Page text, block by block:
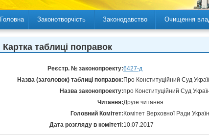
Головна Законотворчість Законодавство Очищення
Картка таблиці поправок
Реєстр. № законопроекту:6427-д
Назва (заголовок) таблиці поправок: Про Конституційний Суд
Назва законопроекту:про Конституційний Суд
Читання:Друге читання
Головний Комітет: Комітет Верховної Ради
Дата розгляду в комітеті:10.07.2017